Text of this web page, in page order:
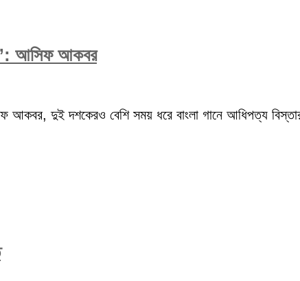
আসিফ আকবর
আকবর, দুই দশকেরও বেশি সময় ধরে বাংলা গানে আধিপত্য